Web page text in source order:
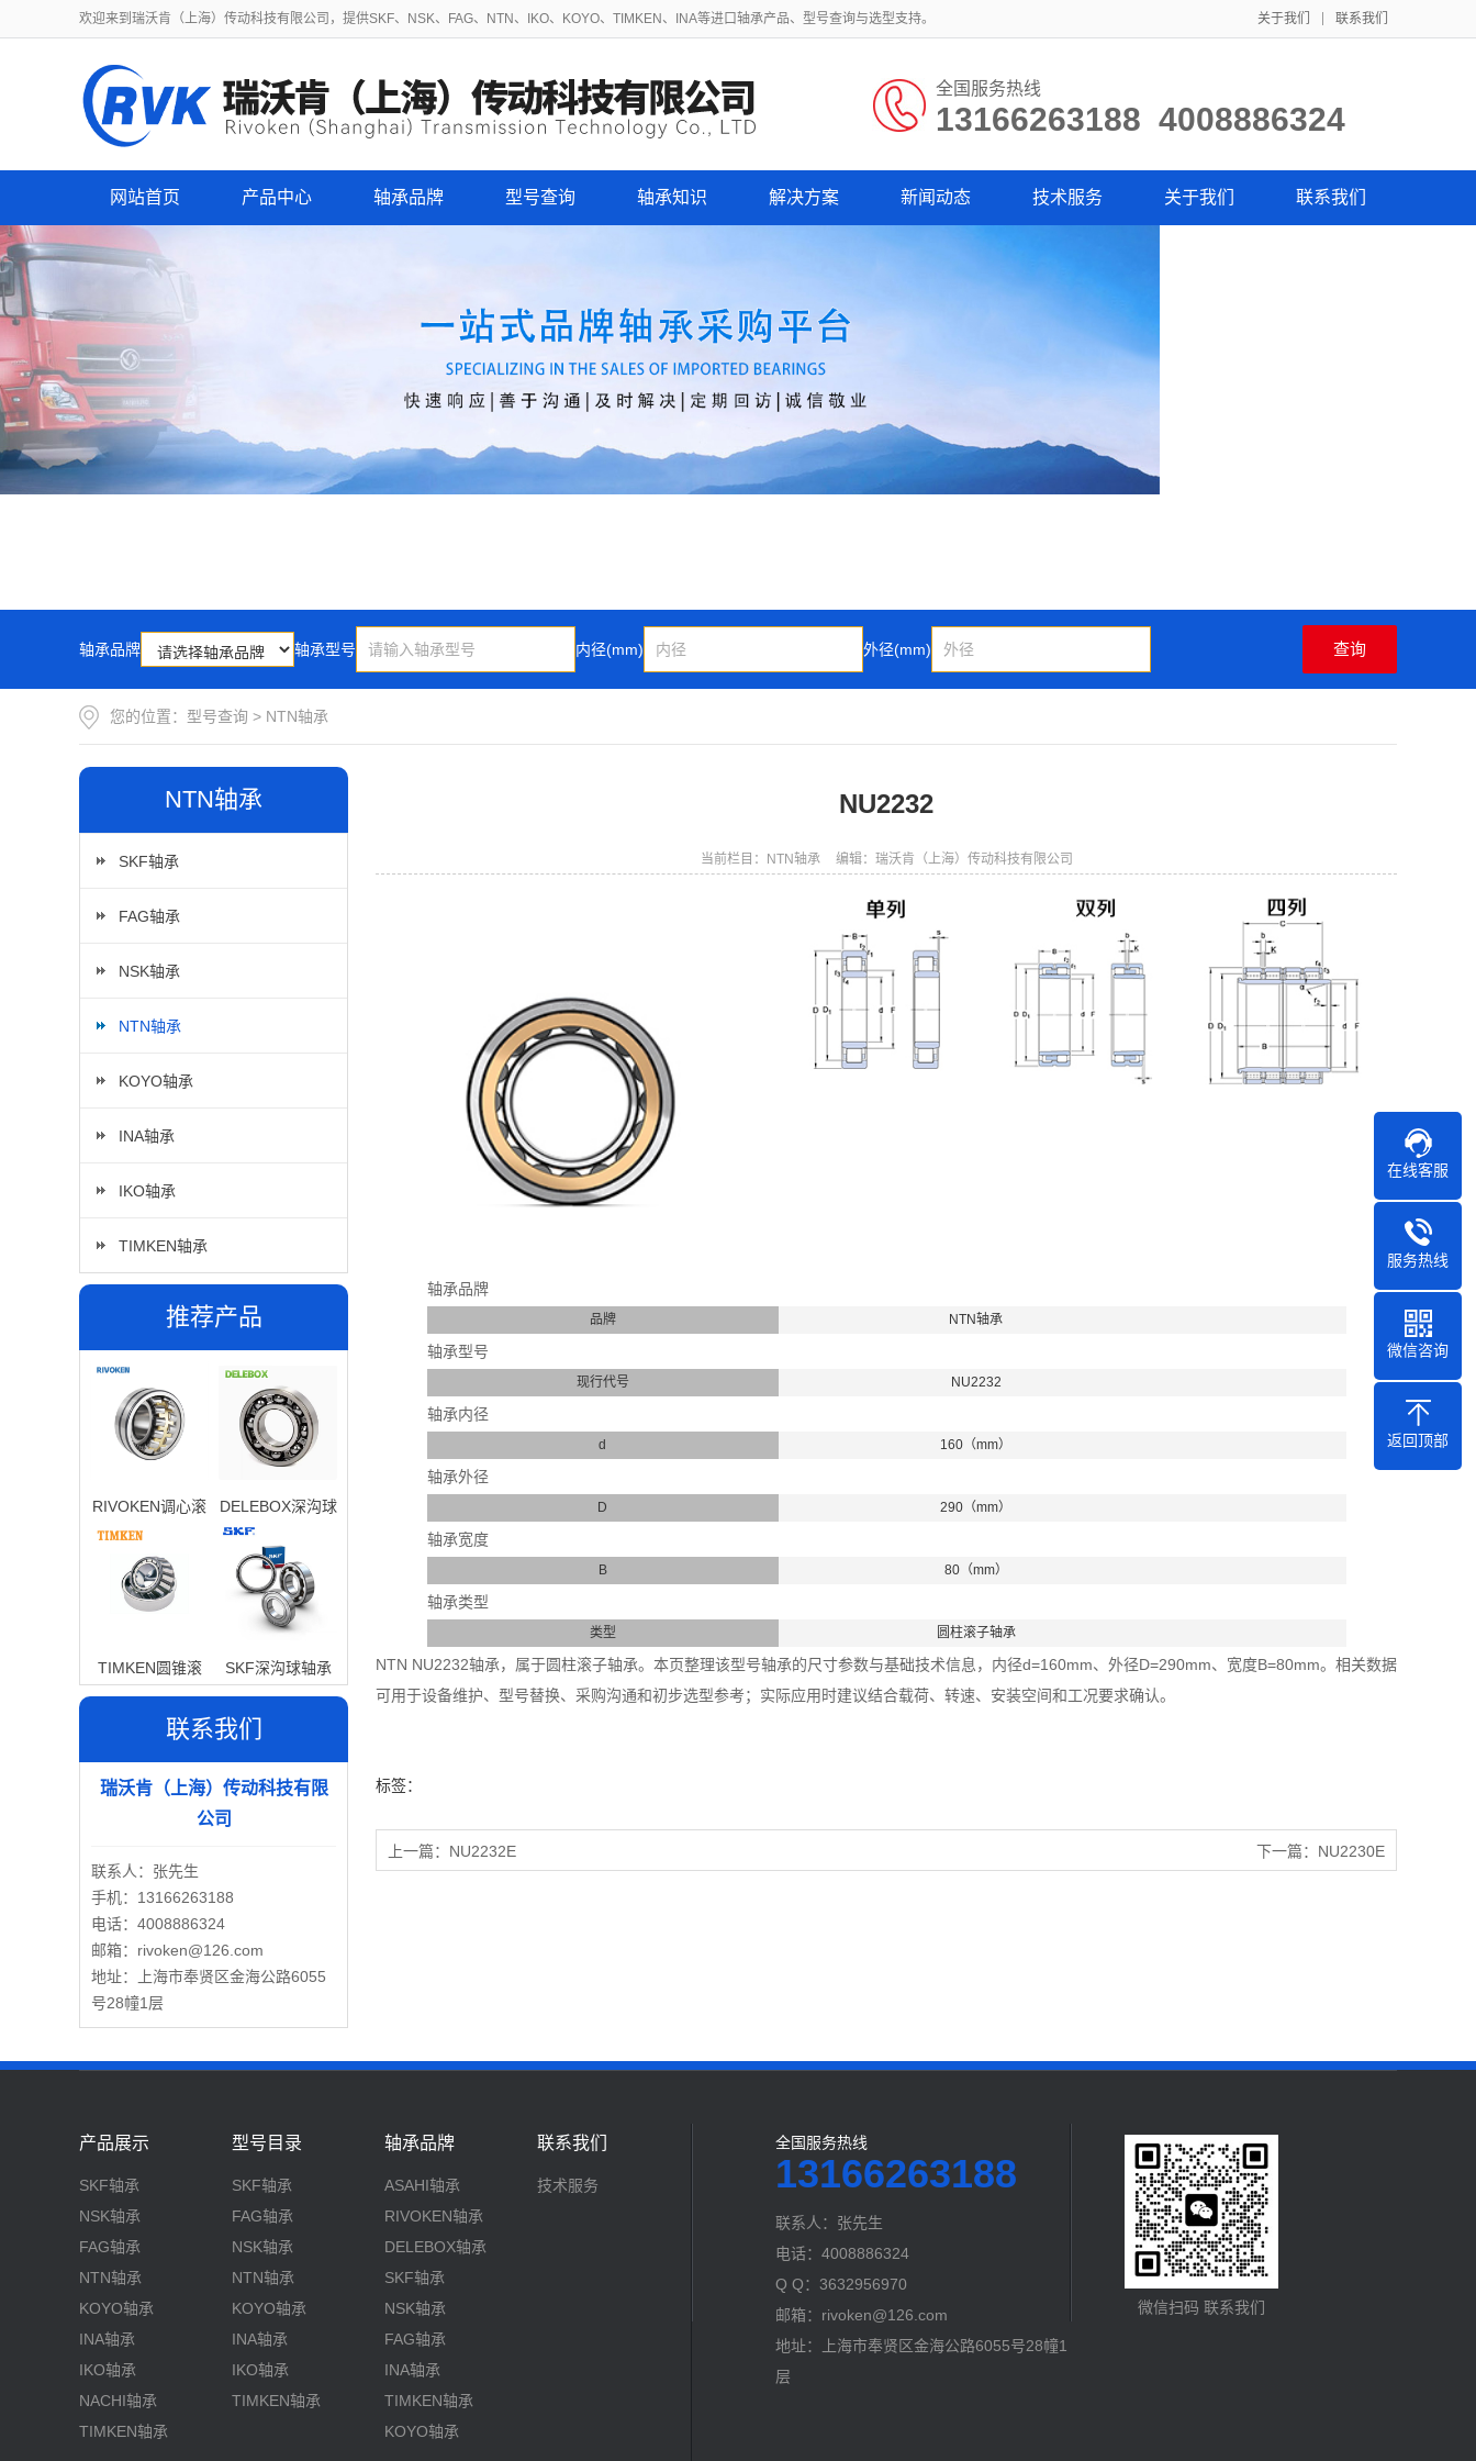
欢迎来到瑞沃肯（上海）传动科技有限公司，提供SKF、NSK、FAG、NTN、IKO、KOYO、TIMKEN、INA等进口轴承产品、型号查询与选型支持。 关于我们 联系我们
全国服务热线
13166263188 4008886324
网站首页 产品中心 轴承品牌 型号查询 轴承知识 解决方案 新闻动态 技术服务 关于我们 联系我们
轴承品牌 轴承型号 内径(mm) 外径(mm)
您的位置： 型号查询 > NTN轴承
NTN轴承
SKF轴承
FAG轴承
NSK轴承
NTN轴承
KOYO轴承
INA轴承
IKO轴承
TIMKEN轴承
推荐产品
RIVOKEN调心滚
子轴承
DELEBOX深沟球
TIMKEN圆锥滚
子轴承
SKF深沟球轴承
联系我们
瑞沃肯（上海）传动科技有限
公司
联系人：张先生
手机：13166263188
电话：4008886324
邮箱：rivoken@126.com
地址：上海市奉贤区金海公路6055
号28幢1层
NU2232
当前栏目：NTN轴承 编辑：瑞沃肯（上海）传动科技有限公司
轴承品牌
品牌 NTN轴承
轴承型号
现行代号 NU2232
轴承内径
d 160（mm）
轴承外径
D 290（mm）
轴承宽度
B 80（mm）
轴承类型
类型 圆柱滚子轴承
NTN NU2232轴承，属于圆柱滚子轴承。本页整理该型号轴承的尺寸参数与基础技术信息，内径d=160mm、外径D=290mm、宽度B=80mm。相关数据
可用于设备维护、型号替换、采购沟通和初步选型参考；实际应用时建议结合载荷、转速、安装空间和工况要求确认。
标签：
上一篇： NU2232E 下一篇： NU2230E
产品展示
SKF轴承
NSK轴承
FAG轴承
NTN轴承
KOYO轴承
INA轴承
IKO轴承
NACHI轴承
TIMKEN轴承
型号目录
SKF轴承
FAG轴承
NSK轴承
NTN轴承
KOYO轴承
INA轴承
IKO轴承
TIMKEN轴承
轴承品牌
ASAHI轴承
RIVOKEN轴承
DELEBOX轴承
SKF轴承
NSK轴承
FAG轴承
INA轴承
TIMKEN轴承
KOYO轴承
联系我们
技术服务
全国服务热线
13166263188
联系人：张先生
电话：4008886324
Q Q：3632956970
邮箱：rivoken@126.com
地址：上海市奉贤区金海公路6055号28幢1
层
微信扫码 联系我们
在线客服
服务热线
微信咨询
返回顶部